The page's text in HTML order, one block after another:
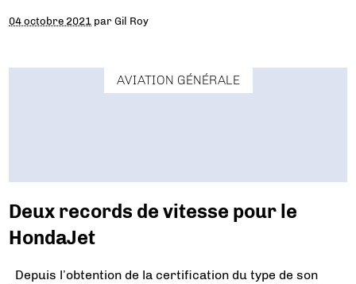
04 octobre 2021 parGil Roy
AVIATION GÉNÉRALE
Deux records de vitesse pour le
HondaJet
Depuis l’obtention de la certification du type de son